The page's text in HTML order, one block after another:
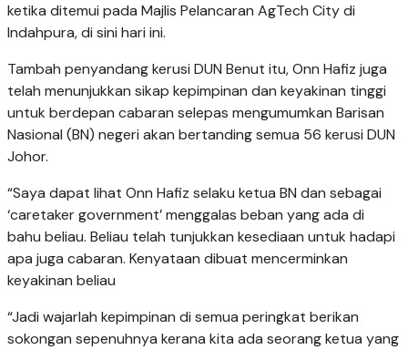
ketika ditemui pada Majlis Pelancaran AgTech City di
Indahpura, di sini hari ini.
Tambah penyandang kerusi DUN Benut itu, Onn Hafiz juga
telah menunjukkan sikap kepimpinan dan keyakinan tinggi
untuk berdepan cabaran selepas mengumumkan Barisan
Nasional (BN) negeri akan bertanding semua 56 kerusi DUN
Johor.
“Saya dapat lihat Onn Hafiz selaku ketua BN dan sebagai
‘caretaker government’ menggalas beban yang ada di
bahu beliau. Beliau telah tunjukkan kesediaan untuk hadapi
apa juga cabaran. Kenyataan dibuat mencerminkan
keyakinan beliau
“Jadi wajarlah kepimpinan di semua peringkat berikan
sokongan sepenuhnya kerana kita ada seorang ketua yang